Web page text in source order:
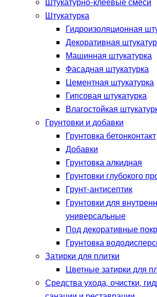
Штукатурно-клеевые смеси
Штукатурка
Гидроизоляционная
Декоративная
Машинная штукатурка
Фасадная штукатурка
Цементная штукатурка
Гипсовая штукатурка
Влагостойкая
Грунтовки и добавки
Грунтовка бетонконтакт
Добавки
Грунтовка алкидная
Грунтовки глубокого
Грунт-антисептик
Грунтовки для
универсальные
Под декоративные
Грунтовка
Затирки для плитки
Цветные затирки для
Средства ухода, очистки,